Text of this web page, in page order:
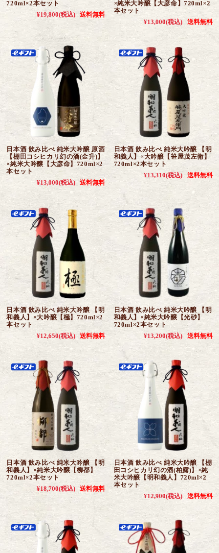
720ml×2本セット
¥19,800(税込) 送料無料
×純米大吟醸【大彦命】720ml×2
本セット
¥13,000(税込) 送料無料
日本酒 飲み比べ 純米大吟醸 原酒
【棚田コシヒカリ幻の酒(金升)】
×純米大吟醸【大彦命】720ml×2
本セット
¥13,000(税込) 送料無料
日本酒 飲み比べ 純米大吟醸 【明
和義人】×大吟醸【笹屋茂左衛】
720ml×2本セット
¥13,310(税込) 送料無料
日本酒 飲み比べ 純米大吟醸 【明
和義人】×大吟醸【極】720ml×2
本セット
¥12,650(税込) 送料無料
日本酒 飲み比べ 純米大吟醸 【明
和義人】×純米大吟醸【光砂】
720ml×2本セット
¥13,200(税込) 送料無料
日本酒 飲み比べ 純米大吟醸 【明
和義人】×純米大吟醸【柳都】
720ml×2本セット
¥18,700(税込) 送料無料
日本酒 飲み比べ 純米大吟醸 【棚
田コシヒカリ幻の酒(柏露)】×純
米大吟醸【明和義人】720ml×2
本セット
¥12,900(税込) 送料無料